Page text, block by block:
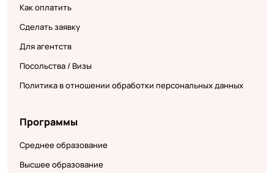
Как оплатить
Сделать заявку
Для агентств
Посольства / Визы
Политика в отношении обработки персональных данных
Программы
Среднее образование
Высшее образование